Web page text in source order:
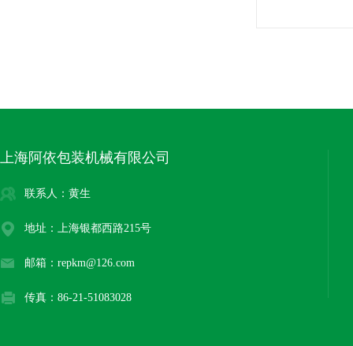
上海阿依包装机械有限公司
联系人：黄生
地址：上海银都西路215号
邮箱：repkm@126.com
传真：86-21-51083028